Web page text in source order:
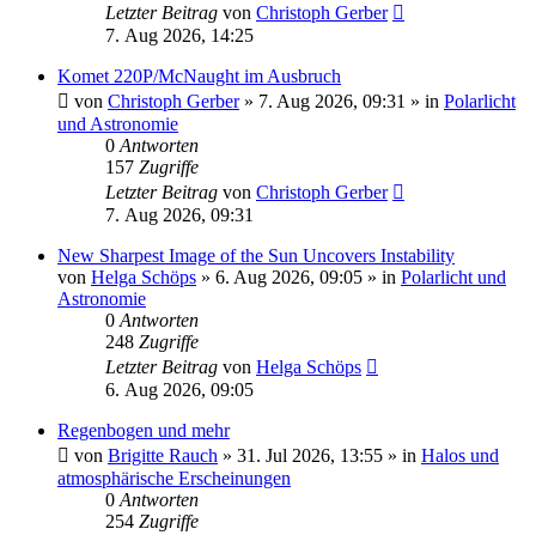
Letzter Beitrag von Christoph Gerber
7. Aug 2026, 14:25
Komet 220P/McNaught im Ausbruch
von Christoph Gerber» 7. Aug 2026, 09:31 » in Polarlicht
und Astronomie
0 Antworten
157 Zugriffe
Letzter Beitrag von Christoph Gerber
7. Aug 2026, 09:31
New Sharpest Image of the Sun Uncovers Instability
von Helga Schöps » 6. Aug 2026, 09:05 » in Polarlicht und
Astronomie
0 Antworten
248 Zugriffe
Letzter Beitrag von Helga Schöps
6. Aug 2026, 09:05
Regenbogen und mehr
von Brigitte Rauch » 31. Jul 2026, 13:55 » in Halos und
atmosphärische Erscheinungen
0 Antworten
254 Zugriffe